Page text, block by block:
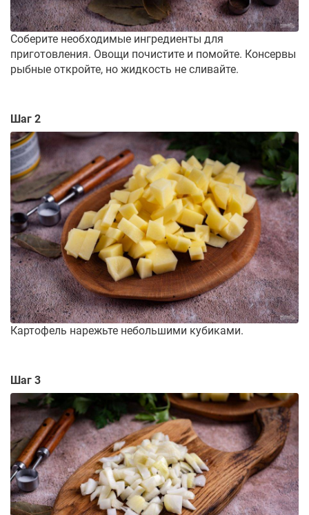
Соберите необходимые ингредиенты для
приготовления. Овощи почистите и помойте. Консервы
рыбные откройте, но жидкость не сливайте.
Шаг 2
Картофель нарежьте небольшими кубиками.
Шаг 3